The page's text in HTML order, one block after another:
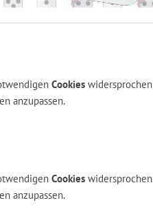
Cookieswidersprochen
anzupassen.
Cookieswidersprochen
anzupassen.